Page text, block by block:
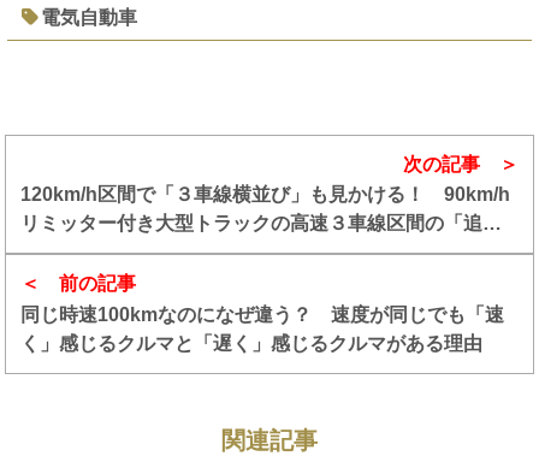
電気自動車
前の記事
同じ時速100kmなのになぜ違う？ 速度が同じでも「速
く」感じるクルマと「遅く」感じるクルマがある理由
次の記事
120km/h区間で「３車線横並び」も見かける！ 90km/h
リミッター付き大型トラックの高速３車線区間の「追い
越し車線走行」は禁止すべき？
関連記事